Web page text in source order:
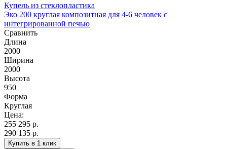
Купель из стеклопластика
Эко 200 круглая композитная для 4-6 человек с
интегрированной печью
Сравнить
Длина
2000
Ширина
2000
Высота
950
Форма
Круглая
Цена:
255 295 р.
290 135 р.
Купить в 1 клик